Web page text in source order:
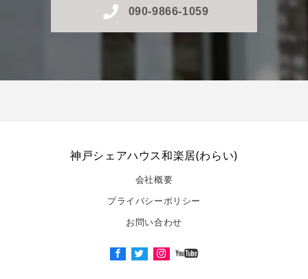
090-9866-1059
神戸シェアハウス和楽居(わらい)
会社概要
プライバシーポリシー
お問い合わせ